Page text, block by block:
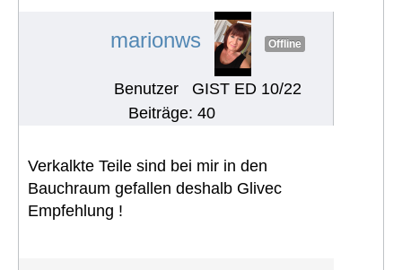
marionws Offline
Benutzer
GIST ED 10/22
Beiträge: 40
Verkalkte Teile sind bei mir in den
Bauchraum gefallen deshalb Glivec
Empfehlung !